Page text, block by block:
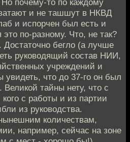
и не ташшут в НКВД
и испорчен был есть и
это по-разному. Что, не так?
бегло (а лучше
руководящий состав НИИ,
учреждений и
увидеть, что до 37-го он был
тайны нету, что с
с работы и из партии
из руководства.
количествам,
например, сейчас на зоне